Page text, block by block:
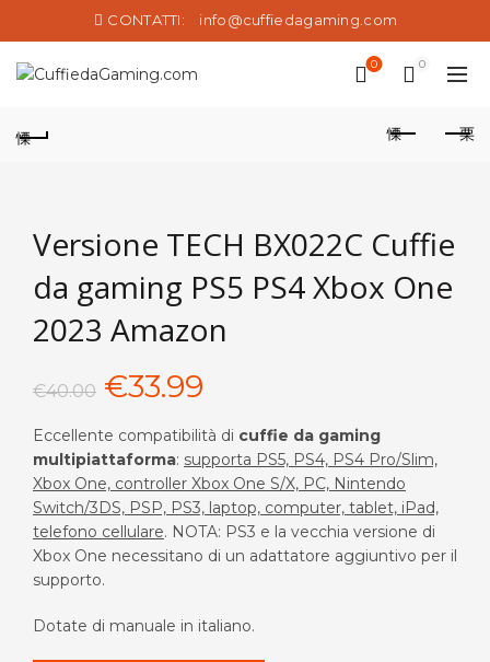
CONTATTI: info@cuffiedagaming.com
0 0
Versione TECH BX022C Cuffie
da gaming PS5 PS4 Xbox One
2023 Amazon
€40.00 Il
prezzo
originale
era:
€40.00.
€33.99
prezzo
attuale
è:
Eccellente compatibilità di cuffie da gaming
multipiattaforma: supporta PS5, PS4, PS4 Pro/Slim,
Xbox One, controller Xbox One S/X, PC, Nintendo
Switch/3DS, PSP, PS3, laptop, computer, tablet, iPad,
telefono cellulare. NOTA: PS3 e la vecchia versione di
Xbox One necessitano di un adattatore aggiuntivo per il
supporto.
Dotate di manuale in italiano.